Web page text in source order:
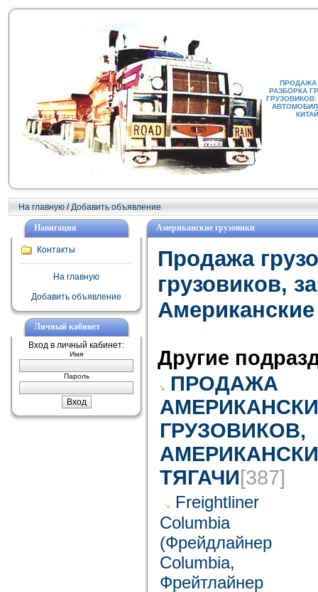
ПРОДАЖА
РАЗБОРКА
На главную /Добавить объявление
Навигация
Контакты
На главную
Добавить объявление
Личный кабинет
Вход в личный кабинет:
Имя
Пароль
Американские грузовики
Продажа
грузовиков,
Другие
ПРОДАЖА
ГРУЗОВИКОВ,
ТЯГАЧИ[387]
Freightliner
Columbia
(Фрейдлайнер
Columbia,
Фрейтлайнер